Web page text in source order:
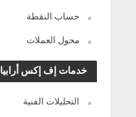
حساب النقطة
محول العملات
خدمات إف إكس أرابيا
التحليلات الفنية